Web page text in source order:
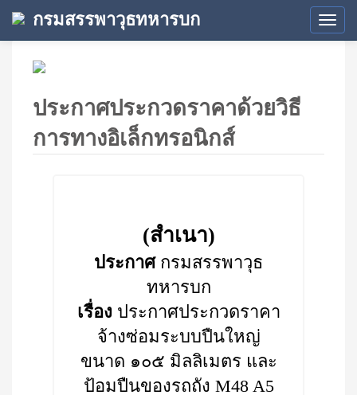
กรมสรรพาวุธทหารบก
ประกาศประกวดราคาด้วยวิธี
การทางอิเล็กทรอนิกส์
(สำเนา)
ประกาศกรมสรรพาวุธ
ทหารบก
เรื่อง ประกาศประกวดราคา
จ้างซ่อมระบบปืนใหญ่
ขนาด ๑๐๕ มิลลิเมตร และ
ป้อมปืนของรถถัง M48 A5